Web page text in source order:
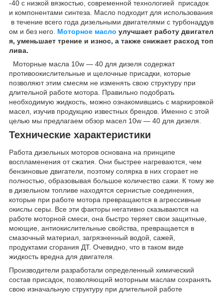
-40 с низкой вязкостью, современной технологией присадок
и компонентами синтеза. Масло подходит для использования
в течение всего года дизельными двигателями с турбонаддув
ом и без него. Моторное масло улучшает работу двигател
я, уменьшает трение и износ, а также снижает расход топ
лива.
Моторные масла 10w — 40 для дизеля содержат
противоокислительные и щелочные присадки, которые
позволяют этим смесям не изменять свою структуру при
длительной работе мотора. Правильно подобрать
необходимую жидкость, можно ознакомившись с маркировкой
масел, изучив продукцию известных брендов. Именно с этой
целью мы предлагаем обзор масел 10w — 40 для дизеля.
Технические характеристики
Работа дизельных моторов основана на принципе
воспламенения от сжатия. Они быстрее нагреваются, чем
бензиновые двигатели, поэтому солярка в них сгорает не
полностью, образовывая большое количество сажи. К тому же
в дизельном топливе находятся сернистые соединения,
которые при работе мотора превращаются в агрессивные
окислы серы. Все эти факторы негативно сказываются на
работе моторной смеси, она быстро теряет свои защитные,
моющие, антиокислительные свойства, превращается в
смазочный материал, загрязненный водой, сажей,
продуктами сгорания ДТ. Очевидно, что в таком виде
жидкость вредна для двигателя.
Производители разработали определенный химический
состав присадок, позволяющий моторным маслам сохранять
свою изначальную структуру при длительной работе